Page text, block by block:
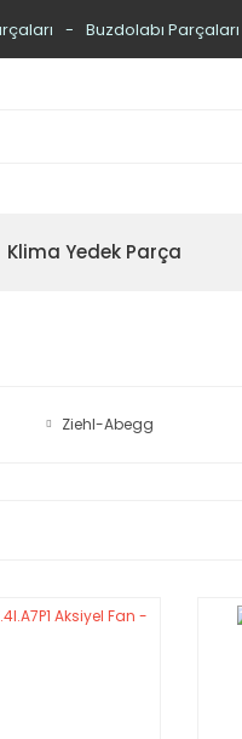
Buzdolabı Parçaları
Klima Yedek Parça
Ziehl-Abegg